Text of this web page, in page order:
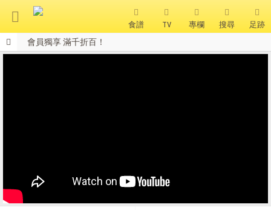
食譜 TV 專欄 搜尋 足跡
會員獨享 滿千折百！
全站單筆消費滿額現享88折⚡
搜 尋